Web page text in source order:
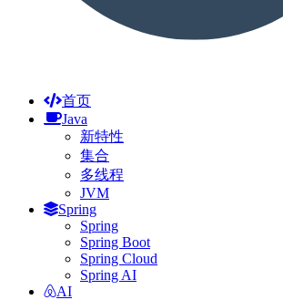
首页
Java
新特性
集合
多线程
JVM
Spring
Spring
Spring Boot
Spring Cloud
Spring AI
AI